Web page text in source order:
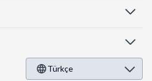
Türkçe